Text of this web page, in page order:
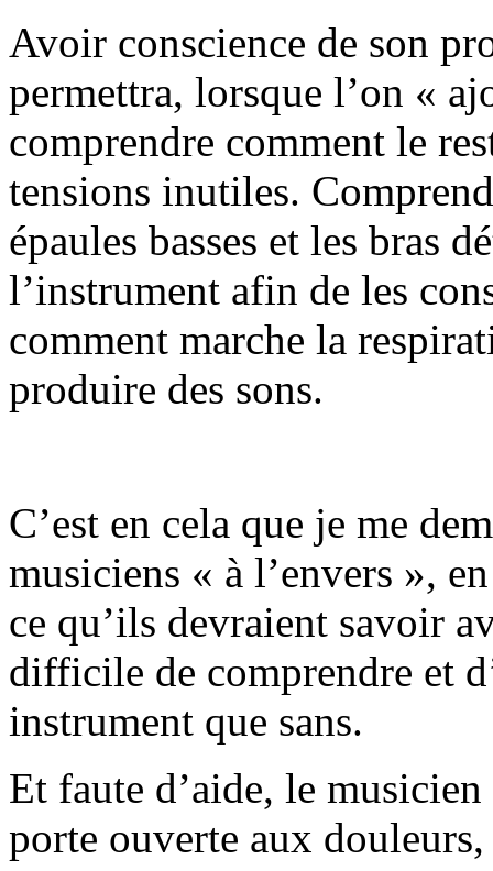
Avoir conscience de son
permettra, lorsque l’on «
comprendre comment le
tensions inutiles.
épaules basses et les bras
l’instrument afin de les
comment marche la
produire des sons.
C’est en cela que je me
musiciens « à l’envers »,
ce qu’ils devraient savoir
difficile de comprendre et
instrument que sans.
Et faute d’aide, le
porte ouverte aux